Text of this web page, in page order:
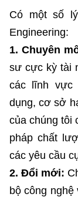
Có một số
Engineering:
1. Chuyên
sư cực kỳ tài
các lĩnh vực
dụng, cơ sở
của chúng tôi
pháp chất
các yêu cầu
2. Đổi mới:
bộ công